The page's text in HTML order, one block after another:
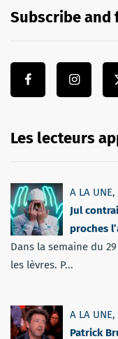
Subscribe and
Les lecteurs
A LA UNE,
Jul
proches
Dans la semaine du
les lèvres. P...
A LA UNE,
Patrick